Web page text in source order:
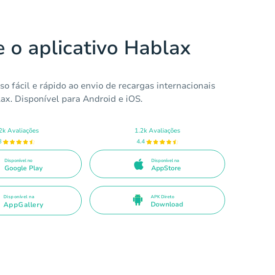
o aplicativo Hablax
fácil e rápido ao envio de recargas internacionais
Disponível para Android e iOS.
Avaliações
Disponível no
Google Play
1.2k Avaliações
4.4
Disponível na
AppStore
Disponível na
AppGallery
APK Direto
Download